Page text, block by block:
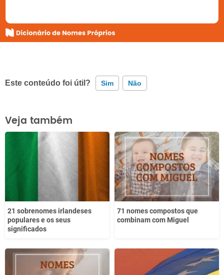
Este conteúdo foi útil? Sim Não
Este conteúdo contém informação incorreta
Este conteúdo não tem a informação que procuro
Veja também
21 sobrenomes irlandeses
populares e os seus
significados
71 nomes compostos que
combinam com Miguel